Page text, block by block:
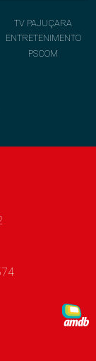
TV PAJUÇARA
ENTRETENIMENTO
PSCOM